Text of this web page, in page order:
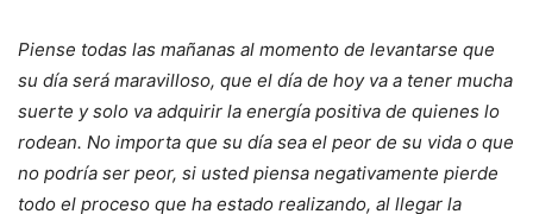
Piense todas las mañanas al momento de levantarse que
su día será maravilloso, que el día de hoy va a tener mucha
suerte y solo va adquirir la energía positiva de quienes lo
rodean. No importa que su día sea el peor de su vida o que
no podría ser peor, si usted piensa negativamente pierde
todo el proceso que ha estado realizando, al llegar la